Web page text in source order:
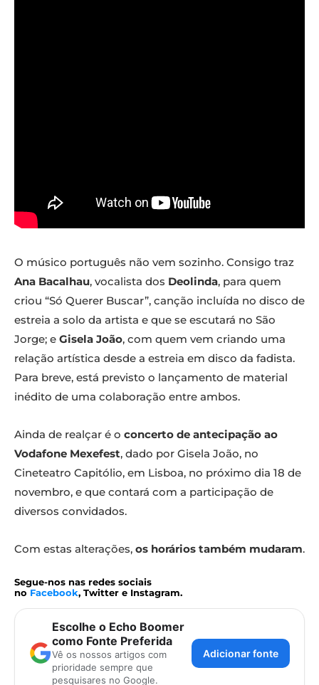
O músico português não vem sozinho. Consigo traz
Ana Bacalhau, vocalista dos Deolinda, para quem
criou “Só Querer Buscar”, canção incluída no disco de
estreia a solo da artista e que se escutará no São
Jorge; e Gisela João, com quem vem criando uma
relação artística desde a estreia em disco da fadista.
Para breve, está previsto o lançamento de material
inédito de uma colaboração entre ambos.
Ainda de realçar é o concerto de antecipação ao
Vodafone Mexefest, dado por Gisela João, no
Cineteatro Capitólio, em Lisboa, no próximo dia 18 de
novembro, e que contará com a participação de
diversos convidados.
Com estas alterações, os horários também mudaram.
Segue-nos nas redes sociais
no Facebook, Twitter e Instagram.
Escolhe o Echo Boomer
como Fonte Preferida
Vê os nossos artigos com
prioridade sempre que
pesquisares no Google.
Adicionar fonte